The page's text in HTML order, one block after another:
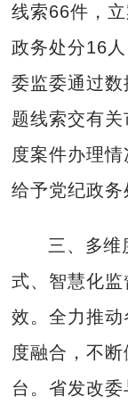
线索66件，
政务处分16
委监委通过
题线索交有
度案件办理情
给予党纪政务
三、多维
式、智慧化
效。全力推
度融合，不
台。省发改